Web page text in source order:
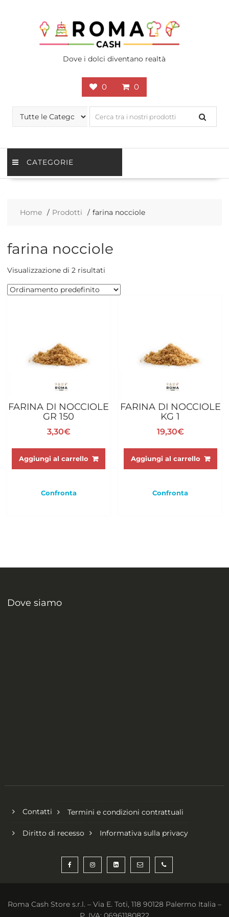
Dove i dolci diventano realtà
0 0
CATEGORIE
Home Prodotti farina nocciole
farina nocciole
Visualizzazione di 2 risultati
FARINA DI NOCCIOLE
GR 150
3,30€
Aggiungi al carrello
Confronta
FARINA DI NOCCIOLE
KG 1
19,30€
Aggiungi al carrello
Confronta
Dove siamo
Contatti Termini e condizioni contrattuali
Diritto di recesso Informativa sulla privacy
Roma Cash Store s.r.l. – Via E. Toti, 118 90128 Palermo Italia –